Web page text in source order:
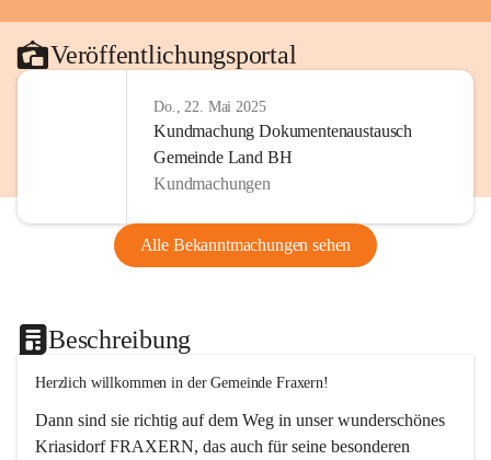
Veröffentlichungsportal
Do., 22. Mai 2025
Kundmachung Dokumentenaustausch
Gemeinde Land BH
Kundmachungen
Alle Bekanntmachungen sehen
Beschreibung
Herzlich willkommen in der Gemeinde Fraxern!
Dann sind sie richtig auf dem Weg in unser wunderschönes
Kriasidorf FRAXERN, das auch für seine besonderen